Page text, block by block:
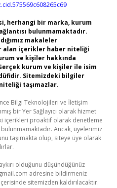
herhangi bir marka, kurum
bulunmamaktadır.
makaleler
alan içerikler haber niteliği
ve kişiler hakkında
kurum ve kişiler ile isim
Sitemizdeki bilgiler
taşımazlar.
Bilgi Teknolojileri ve İletişim
bir Yer Sağlayıcı olarak hizmet
içerikleri proaktif olarak denetleme
Ancak, üyelerimiz
taşımakta olup, siteye üye olarak
olduğunu düşündüğünüz
adresine bildirmeniz
sitemizden kaldırılacaktır.